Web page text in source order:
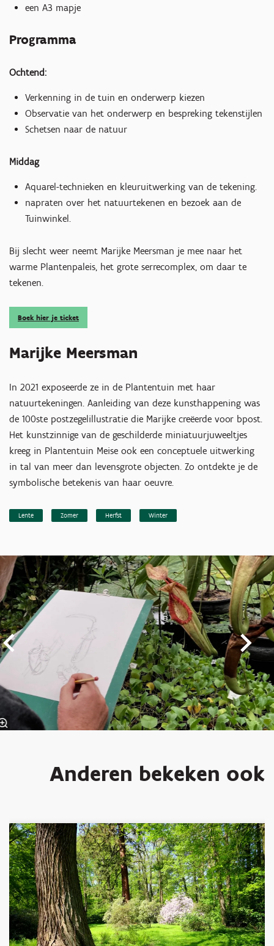
een A3 mapje
Programma
Ochtend:
Verkenning in de tuin en onderwerp kiezen
Observatie van het onderwerp en bespreking tekenstijlen
Schetsen naar de natuur
Middag
Aquarel-technieken en kleuruitwerking van de tekening.
napraten over het natuurtekenen en bezoek aan de
Tuinwinkel.
Bij slecht weer neemt Marijke Meersman je mee naar het
warme Plantenpaleis, het grote serrecomplex, om daar te
tekenen.
Boek hier je ticket
Marijke Meersman
In 2021 exposeerde ze in de Plantentuin met haar
natuurtekeningen. Aanleiding van deze kunsthappening was
de 100ste postzegelillustratie die Marijke creëerde voor bpost.
Het kunstzinnige van de geschilderde miniatuurjuweeltjes
kreeg in Plantentuin Meise ook een conceptuele uitwerking
in tal van meer dan levensgrote objecten. Zo ontdekte je de
symbolische betekenis van haar oeuvre.
Lente Zomer Herfst Winter
Overslaan
Anderen bekeken ook